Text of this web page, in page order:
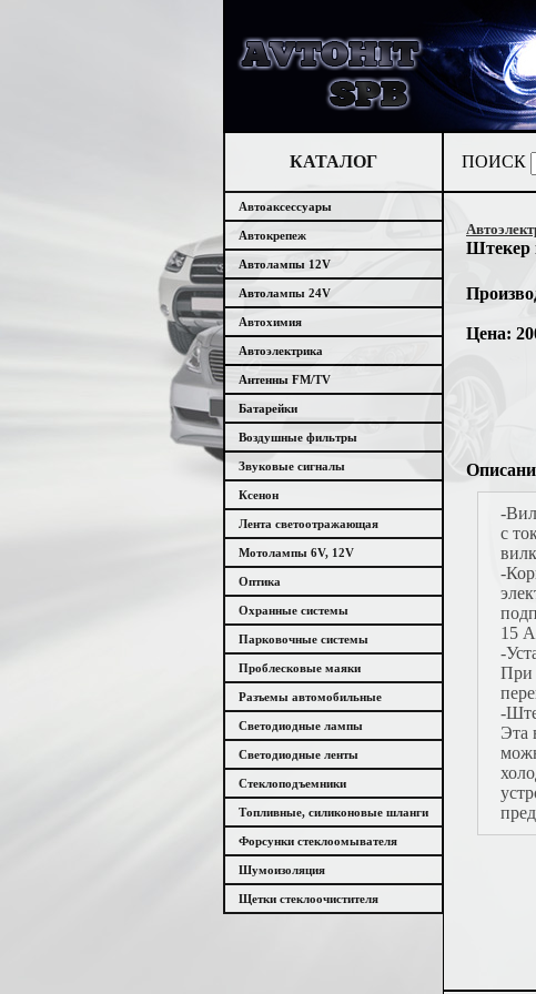
КАТАЛОГ
Автоаксессуары
Автокрепеж
Автолампы 12V
Автолампы 24V
Автохимия
Автоэлектрика
Антенны FM/TV
Батарейки
Воздушные фильтры
Звуковые сигналы
Ксенон
Лента светоотражающая
Мотолампы 6V, 12V
Оптика
Охранные системы
Парковочные системы
Проблесковые маяки
Разъемы автомобильные
Светодиодные лампы
Светодиодные ленты
Стеклоподъемники
Топливные, силиконовые шланги
Форсунки стеклоомывателя
Шумоизоляция
Щетки стеклоочистителя
ПОИСК
Штекер
Цена:
-
с
-
15
-
При
-
Эта